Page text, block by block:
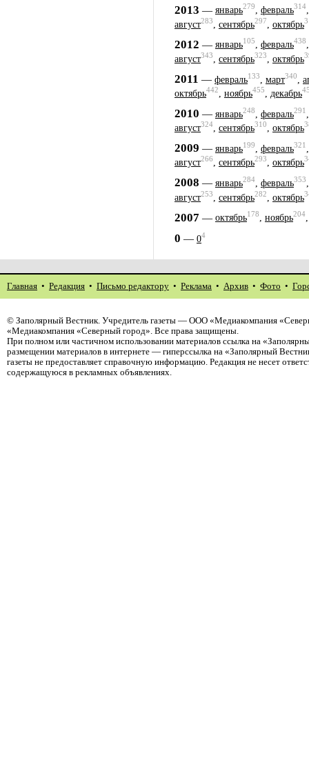
2013 — январь279, февраль314
август283 сентябрь297 октябрь
2012 — январь105, февраль438
август343, сентябрь323, октябрь
2011 — февраль133 март340
октябрь442, ноябрь455, декабрь
2010 — январь248 февраль291
август324, сентябрь310, октябрь
2009 — январь199 февраль321
август266, сентябрь293, октябрь
2008 — январь284 февраль353
август253 сентябрь282 октябрь
2007 — октябрь178, ноябрь204
0 — 04
Главная • Редакция • Письмо редактору • Реклама • Архив • Фото •
© Заполярный Вестник. Учредитель газеты — ООО «Медиакомпания
«Медиакомпания «Северный город». Все права защищены.
При полном или частичном использовании материалов ссылка на
размещении материалов в интернете — гиперссылка на «Заполярный
газеты не предоставляет справочную информацию. Редакция не несет
содержащуюся в рекламных объявлениях.